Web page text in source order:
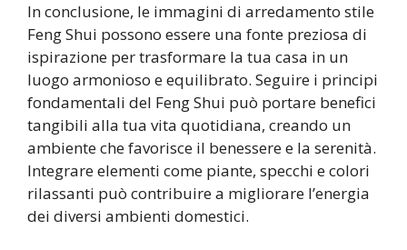
In conclusione, le immagini di arredamento stile
Feng Shui possono essere una fonte preziosa di
ispirazione per trasformare la tua casa in un
luogo armonioso e equilibrato. Seguire i principi
fondamentali del Feng Shui può portare benefici
tangibili alla tua vita quotidiana, creando un
ambiente che favorisce il benessere e la serenità.
Integrare elementi come piante, specchi e colori
rilassanti può contribuire a migliorare l’energia
dei diversi ambienti domestici.